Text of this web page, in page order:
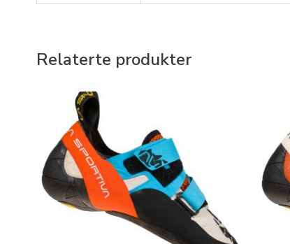
Relaterte produkter